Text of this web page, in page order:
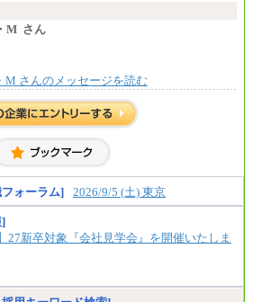
：225,000円～270,000円
円～330,000円
力等を考慮の上、当社規定により決定
M さん
さんのメッセージを読む
ォーラム] 2026/9/5 (土) 東京
]
27新卒対象『会社見学会』を開催いたしま